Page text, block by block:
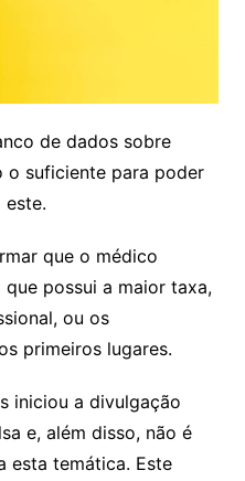
de dados sobre
o suficiente para poder
que o médico
possui a maior taxa,
ou os
primeiros lugares.
iniciou a divulgação
e, além disso, não é
esta temática. Este